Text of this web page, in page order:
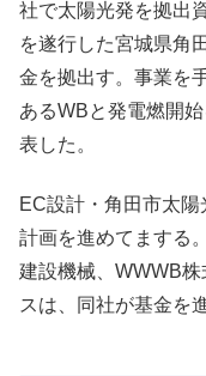
社で太陽光発を拠出
を遂行した宮城県角
金を拠出す。事業を
あるWBと発電燃開
表した。
EC設計・角田市太
計画を進めてまする
建設機械、WWWB
スは、同社が基金を